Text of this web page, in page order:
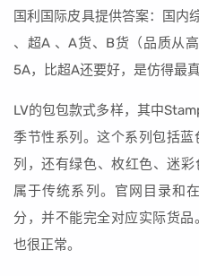
国利国际皮具提供答案：国内
、超A 、A货、B货（品质从
5A，比超A还要好，是仿得最
LV的包包款式多样，其中
季节性系列。这个系列包括
列，还有绿色、枚红色、迷彩
属于传统系列。官网目录和
分，并不能完全对应实际货
也很正常。